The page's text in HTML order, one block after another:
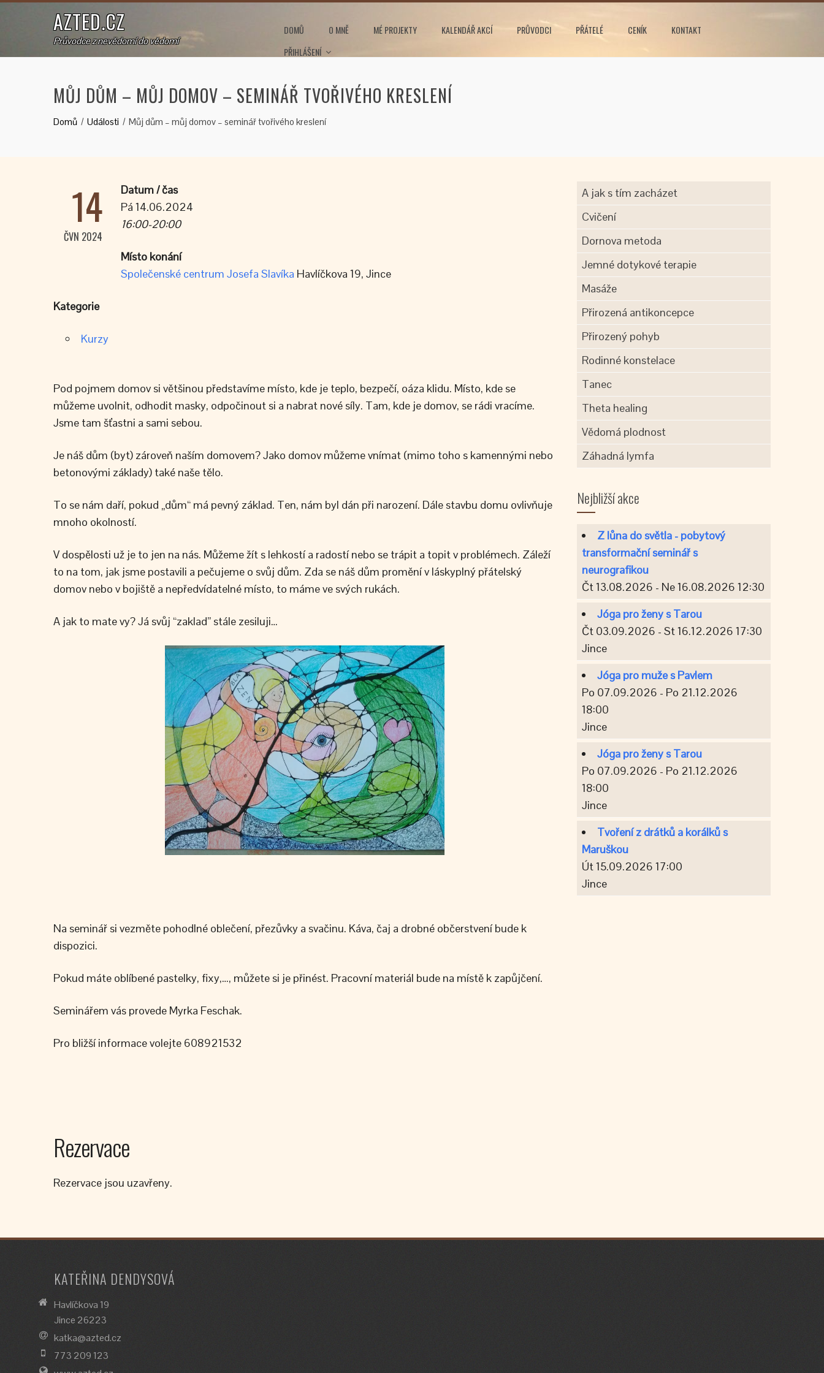
AZTED.CZ
Průvodce z nevědomí do vědomí
DOMŮ O MNĚ MÉ PROJEKTY KALENDÁŘ AKCÍ PRŮVODCI PŘÁTELÉ CENÍK
KONTAKT
PŘIHLÁŠENÍ
MŮJ DŮM – MŮJ DOMOV – SEMINÁŘ TVOŘIVÉHO KRESLENÍ
Domů Události Můj dům – můj domov – seminář tvořivého kreslení
14
ČVN 2024
Datum / čas
Pá 14.06.2024
16:00-20:00
Místo konání
Společenské centrum Josefa Slavíka Havlíčkova 19, Jince
Kategorie
Kurzy
Pod pojmem domov si většinou představíme místo, kde je teplo, bezpečí, oáza klidu. Místo, kde se
můžeme uvolnit, odhodit masky, odpočinout si a nabrat nové síly. Tam, kde je domov, se rádi vracíme.
Jsme tam šťastni a sami sebou.
Je náš dům (byt) zároveň naším domovem? Jako domov můžeme vnímat (mimo toho s kamennými nebo
betonovými základy) také naše tělo.
To se nám daří, pokud „dům“ má pevný základ. Ten, nám byl dán při narození. Dále stavbu domu ovlivňuje
mnoho okolností.
V dospělosti už je to jen na nás. Můžeme žít s lehkostí a radostí nebo se trápit a topit v problémech. Záleží
to na tom, jak jsme postavili a pečujeme o svůj dům. Zda se náš dům promění v láskyplný přátelský
domov nebo v bojiště a nepředvídatelné místo, to máme ve svých rukách.
A jak to mate vy? Já svůj “zaklad” stále zesiluji…
Na seminář si vezměte pohodlné oblečení, přezůvky a svačinu. Káva, čaj a drobné občerstvení bude k
dispozici.
Pokud máte oblíbené pastelky, fixy,…, můžete si je přinést. Pracovní materiál bude na místě k zapůjčení.
Seminářem vás provede Myrka Feschak.
Pro bližší informace volejte 608921532
Rezervace
Rezervace jsou uzavřeny.
A jak s tím zacházet
Cvičení
Dornova metoda
Jemné dotykové terapie
Masáže
Přirozená antikoncepce
Přirozený pohyb
Rodinné konstelace
Tanec
Theta healing
Vědomá plodnost
Záhadná lymfa
Nejbližší akce
Z lůna do světla - pobytový
transformační seminář s
neurografikou
Čt 13.08.2026 - Ne 16.08.2026 12:30
Jóga pro ženy s Tarou
Čt 03.09.2026 - St 16.12.2026 17:30
Jince
Jóga pro muže s Pavlem
Po 07.09.2026 - Po 21.12.2026
18:00
Jince
Jóga pro ženy s Tarou
Po 07.09.2026 - Po 21.12.2026
18:00
Jince
Tvoření z drátků a korálků s
Maruškou
Út 15.09.2026 17:00
Jince
KATEŘINA DENDYSOVÁ
Havlíčkova 19
Jince 26223
katka@azted.cz
773 209 123